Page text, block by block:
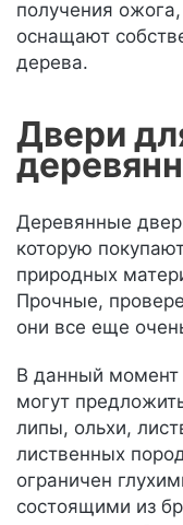
получения
оснащают
дерева.
Двери
Деревянные
которую
природных
Прочные,
они все еще
В данный момент
могут
липы, ольхи,
лиственных
ограничен
состоящими из